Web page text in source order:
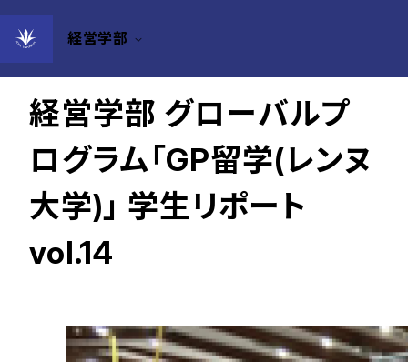
経営学部
2024年06月01日
経営学部 グローバルプ
ログラム「GP留学(レンヌ
大学)」 学生リポート
vol.14